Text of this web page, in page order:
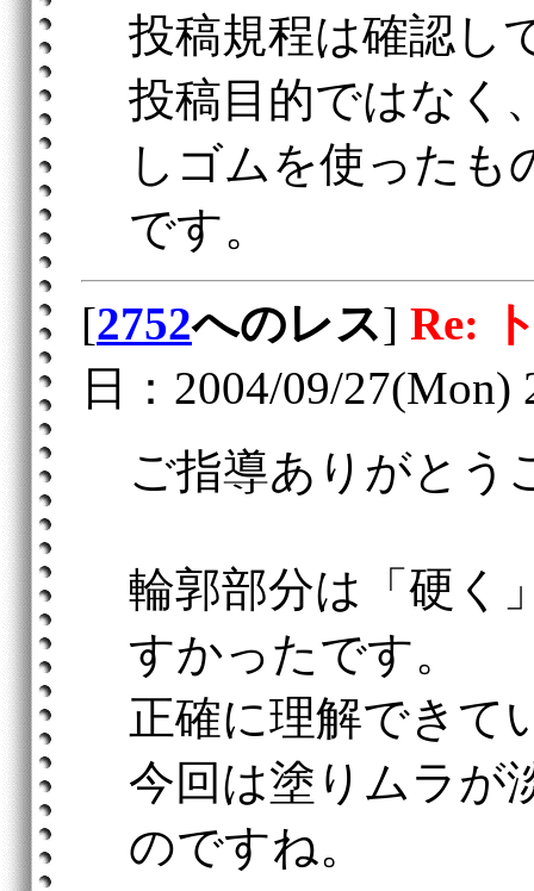
投稿規程は確認し
投稿目的ではなく
しゴムを使ったも
です。
[2752へのレス] Re:
日：2004/09/27(Mon)
ご指導ありがとう
輪郭部分は「硬く
すかったです。
正確に理解でき
今回は塗りムラが
のですね。